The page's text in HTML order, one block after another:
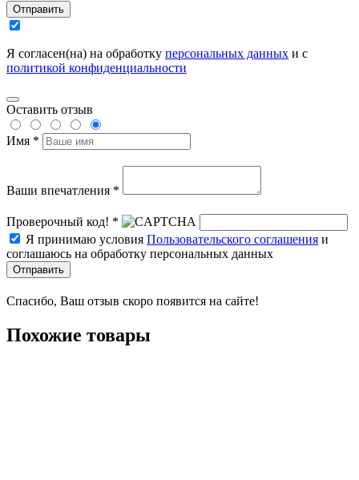
Отправить
Я согласен(на) на обработку персональных данных и с
политикой конфиденциальности
Оставить отзыв
Имя *
Ваши впечатления *
Проверочный код! *
Я принимаю условия Пользовательского соглашения и
соглашаюсь на обработку персональных данных
Отправить
Спасибо, Ваш отзыв скоро появится на сайте!
Похожие товары